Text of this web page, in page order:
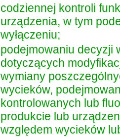
codziennej kontroli
urządzenia, w tym
wyłączeniu;
podejmowaniu decyzji
dotyczących
wymiany
wycieków,
kontrolowanych lub
produkcie lub
względem wycieków